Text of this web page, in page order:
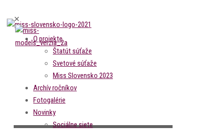
✕
O projekte
Štatút súťaže
Svetové súťaže
Miss Slovensko 2023
Archív ročníkov
Fotogalérie
Novinky
Sociálne siete